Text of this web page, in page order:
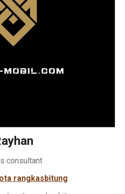
consultant
rangkasbitung